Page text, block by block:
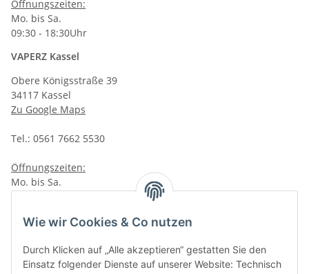
Wie wir Cookies & Co nutzen
Durch Klicken auf „Alle akzeptieren“ gestatten Sie den
Einsatz folgender Dienste auf unserer Website: Technisch
Öffnungszeiten:
Mo. bis Sa.
09:30 - 18:30Uhr
VAPERZ Kassel
Obere Königsstraße 39
34117 Kassel
Zu Google Maps
Tel.: 0561 7662 5530
Öffnungszeiten:
Mo. bis Sa.
VAPERZ Vellmar
Lange Wender 7
34246 Vellmar